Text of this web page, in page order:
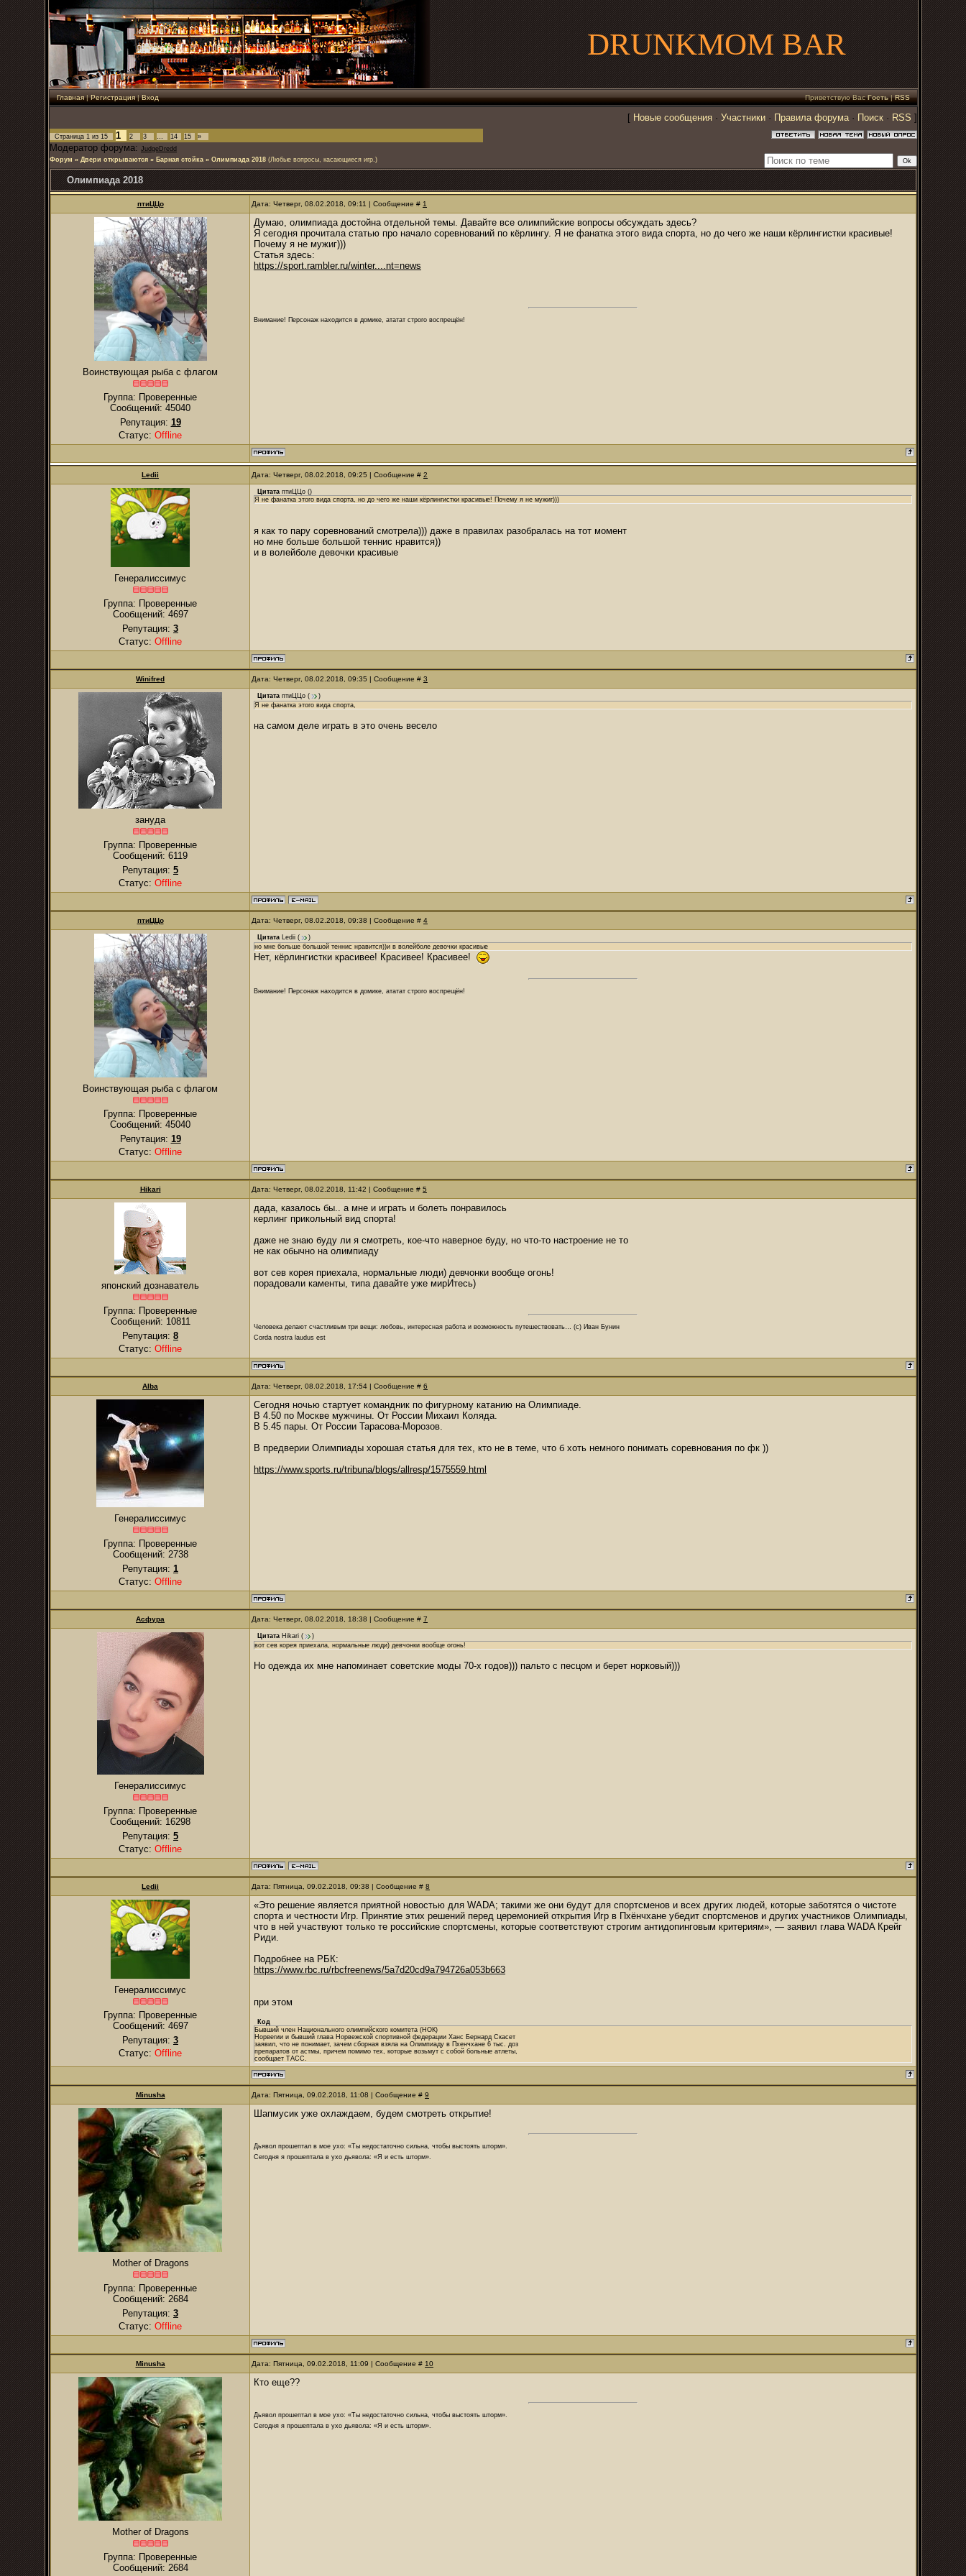
DRUNKMOM BAR
Главная|Регистрация|Вход Приветствую Вас Гость|RSS
[ Новые сообщения · Участники · Правила форума· Поиск · RSS ]
Страница 1 из 15 1 2 3 … 14 15 »
Модератор форума: JudgeDredd
Форум » Двери открываются » Барная стойка » Олимпиада 2018 (Любые вопросы, касающиеся игр.)
Олимпиада 2018
птиЦЦо Дата: Четверг, 08.02.2018, 09:11 | Сообщение # 1
Воинствующая рыба с флагом
Группа: Проверенные
Сообщений: 45040
Репутация: 19
Статус: Offline
Думаю, олимпиада достойна отдельной темы. Давайте все олимпийские вопросы обсуждать здесь?
Я сегодня прочитала статью про начало соревнований по кёрлингу. Я не фанатка этого вида спорта, но до чего же наши кёрлингистки красивые!
Почему я не мужиг)))
Статья здесь:
https://sport.rambler.ru/winter....nt=news
Внимание! Персонаж находится в домике, ататат строго воспрещён!
Ledii Дата: Четверг, 08.02.2018, 09:25 | Сообщение # 2
Генералиссимус
Группа: Проверенные
Сообщений: 4697
Репутация: 3
Статус: Offline
Цитата птиЦЦо ()
Я не фанатка этого вида спорта, но до чего же наши кёрлингистки красивые! Почему я не мужиг)))
я как то пару соревнований смотрела))) даже в правилах разобралась на тот момент
но мне больше большой теннис нравится))
и в волейболе девочки красивые
Winifred Дата: Четверг, 08.02.2018, 09:35 | Сообщение # 3
зануда
Группа: Проверенные
Сообщений: 6119
Репутация: 5
Статус: Offline
Цитата птиЦЦо (
)
Я не фанатка этого вида спорта,
на самом деле играть в это очень весело
птиЦЦо Дата: Четверг, 08.02.2018, 09:38 | Сообщение # 4
Воинствующая рыба с флагом
Группа: Проверенные
Сообщений: 45040
Репутация: 19
Статус: Offline
Цитата Ledii (
)
но мне больше большой теннис нравится))и в волейболе девочки красивые
Нет, кёрлингистки красивее! Красивее! Красивее!
Внимание! Персонаж находится в домике, ататат строго воспрещён!
Hikari Дата: Четверг, 08.02.2018, 11:42 | Сообщение # 5
японский дознаватель
Группа: Проверенные
Сообщений: 10811
Репутация: 8
Статус: Offline
дада, казалось бы.. а мне и играть и болеть понравилось
керлинг прикольный вид спорта!
даже не знаю буду ли я смотреть, кое-что наверное буду, но что-то настроение не то
не как обычно на олимпиаду
вот сев корея приехала, нормальные люди) девчонки вообще огонь!
порадовали каменты, типа давайте уже мирИтесь)
Человека делают счастливым три вещи: любовь, интересная работа и возможность путешествовать… (с) Иван Бунин
Corda nostra laudus est
Alba Дата: Четверг, 08.02.2018, 17:54 | Сообщение # 6
Генералиссимус
Группа: Проверенные
Сообщений: 2738
Репутация: 1
Статус: Offline
Сегодня ночью стартует командник по фигурному катанию на Олимпиаде.
В 4.50 по Москве мужчины. От России Михаил Коляда.
В 5.45 пары. От России Тарасова-Морозов.
В предверии Олимпиады хорошая статья для тех, кто не в теме, что б хоть немного понимать соревнования по фк ))
https://www.sports.ru/tribuna/blogs/allresp/1575559.html
Асфура Дата: Четверг, 08.02.2018, 18:38 | Сообщение # 7
Генералиссимус
Группа: Проверенные
Сообщений: 16298
Репутация: 5
Статус: Offline
Цитата Hikari (
)
вот сев корея приехала, нормальные люди) девчонки вообще огонь!
Но одежда их мне напоминает советские моды 70-х годов))) пальто с песцом и берет норковый)))
Ledii Дата: Пятница, 09.02.2018, 09:38 | Сообщение # 8
Генералиссимус
Группа: Проверенные
Сообщений: 4697
Репутация: 3
Статус: Offline
«Это решение является приятной новостью для WADA; такими же они будут для спортсменов и всех других людей, которые заботятся о чистоте
спорта и честности Игр. Принятие этих решений перед церемонией открытия Игр в Пхёнчхане убедит спортсменов и других участников Олимпиады,
что в ней участвуют только те российские спортсмены, которые соответствуют строгим антидопинговым критериям», — заявил глава WADA Крейг
Риди.
Подробнее на РБК:
https://www.rbc.ru/rbcfreenews/5a7d20cd9a794726a053b663
при этом
Код
Бывший член Национального олимпийского комитета (НОК)
Норвегии и бывший глава Норвежской спортивной федерации Ханс Бернард Скасет
заявил, что не понимает, зачем сборная взяла на Олимпиаду в Пхенчхане 6 тыс. доз
препаратов от астмы, причем помимо тех, которые возьмут с собой больные атлеты,
сообщает ТАСС.
Minusha Дата: Пятница, 09.02.2018, 11:08 | Сообщение # 9
Mother of Dragons
Группа: Проверенные
Сообщений: 2684
Репутация: 3
Статус: Offline
Шапмусик уже охлаждаем, будем смотреть открытие!
Дьявол прошептал в мое ухо: «Ты недостаточно сильна, чтобы выстоять шторм».
Сегодня я прошептала в ухо дьявола: «Я и есть шторм».
Minusha Дата: Пятница, 09.02.2018, 11:09 | Сообщение # 10
Mother of Dragons
Группа: Проверенные
Сообщений: 2684
Кто еще??
Дьявол прошептал в мое ухо: «Ты недостаточно сильна, чтобы выстоять шторм».
Сегодня я прошептала в ухо дьявола: «Я и есть шторм».